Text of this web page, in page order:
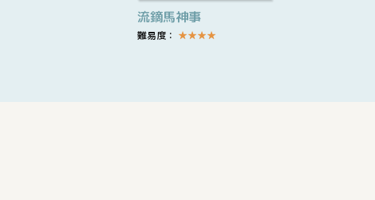
流鏑馬神事
難易度： ★★★★